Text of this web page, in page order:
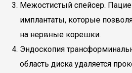
Межостистый спейсер.
имплантаты, которые
на нервные корешки.
Эндоскопия
область диска удаляется